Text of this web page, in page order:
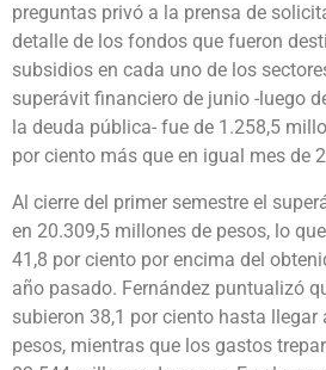
preguntas privó a la prensa de
detalle de los fondos que fueron
subsidios en cada uno de los
superávit financiero de junio -luego
la deuda pública- fue de 1.258,5
por ciento más que en igual mes de
Al cierre del primer semestre el
en 20.309,5 millones de pesos, lo
41,8 por ciento por encima del
año pasado. Fernández puntualizó
subieron 38,1 por ciento hasta
pesos, mientras que los gastos